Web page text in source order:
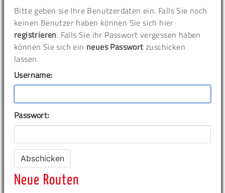
Bitte geben sie Ihre Benutzerdaten ein. Falls Sie noch
keinen Benutzer haben können Sie sich hier
registrieren. Falls Sie ihr Passwort vergessen haben
können Sie sich ein neues Passwort zuschicken
lassen.
Username:
Passwort:
Neue Routen